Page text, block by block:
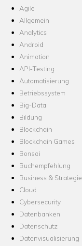
Agile
Allgemein
Analytics
Android
Animation
API-Testing
Automatisierung
Betriebssystem
Big-Data
Bildung
Blockchain
Blockchain Games
Bonsai
Buchempfehlung
Business & Strategie
Cloud
Cybersecurity
Datenbanken
Datenschutz
Datenvisualisierung